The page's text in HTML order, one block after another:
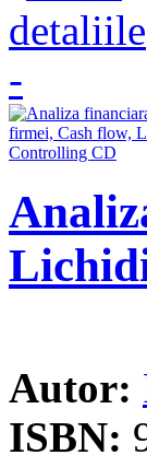
Autor:
ISBN: